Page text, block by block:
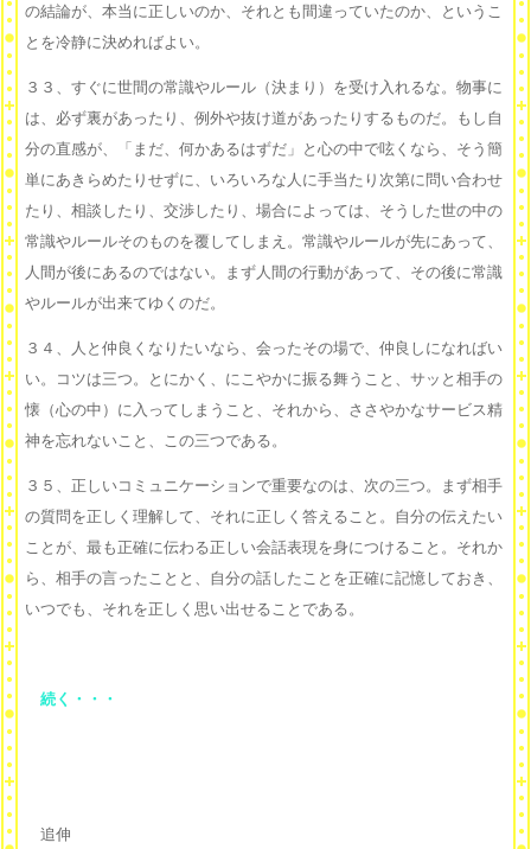
の結論が、本当に正しいのか、それとも間違っていたのか、というこ
とを冷静に決めればよい。
３３、すぐに世間の常識やルール（決まり）を受け入れるな。物事に
は、必ず裏があったり、例外や抜け道があったりするものだ。もし自
分の直感が、「まだ、何かあるはずだ」と心の中で呟くなら、そう簡
単にあきらめたりせずに、いろいろな人に手当たり次第に問い合わせ
たり、相談したり、交渉したり、場合によっては、そうした世の中の
常識やルールそのものを覆してしまえ。常識やルールが先にあって、
人間が後にあるのではない。まず人間の行動があって、その後に常識
やルールが出来てゆくのだ。
３４、人と仲良くなりたいなら、会ったその場で、仲良しになればい
い。コツは三つ。とにかく、にこやかに振る舞うこと、サッと相手の
懐（心の中）に入ってしまうこと、それから、ささやかなサービス精
神を忘れないこと、この三つである。
３５、正しいコミュニケーションで重要なのは、次の三つ。まず相手
の質問を正しく理解して、それに正しく答えること。自分の伝えたい
ことが、最も正確に伝わる正しい会話表現を身につけること。それか
ら、相手の言ったことと、自分の話したことを正確に記憶しておき、
いつでも、それを正しく思い出せることである。
続く・・・
追伸